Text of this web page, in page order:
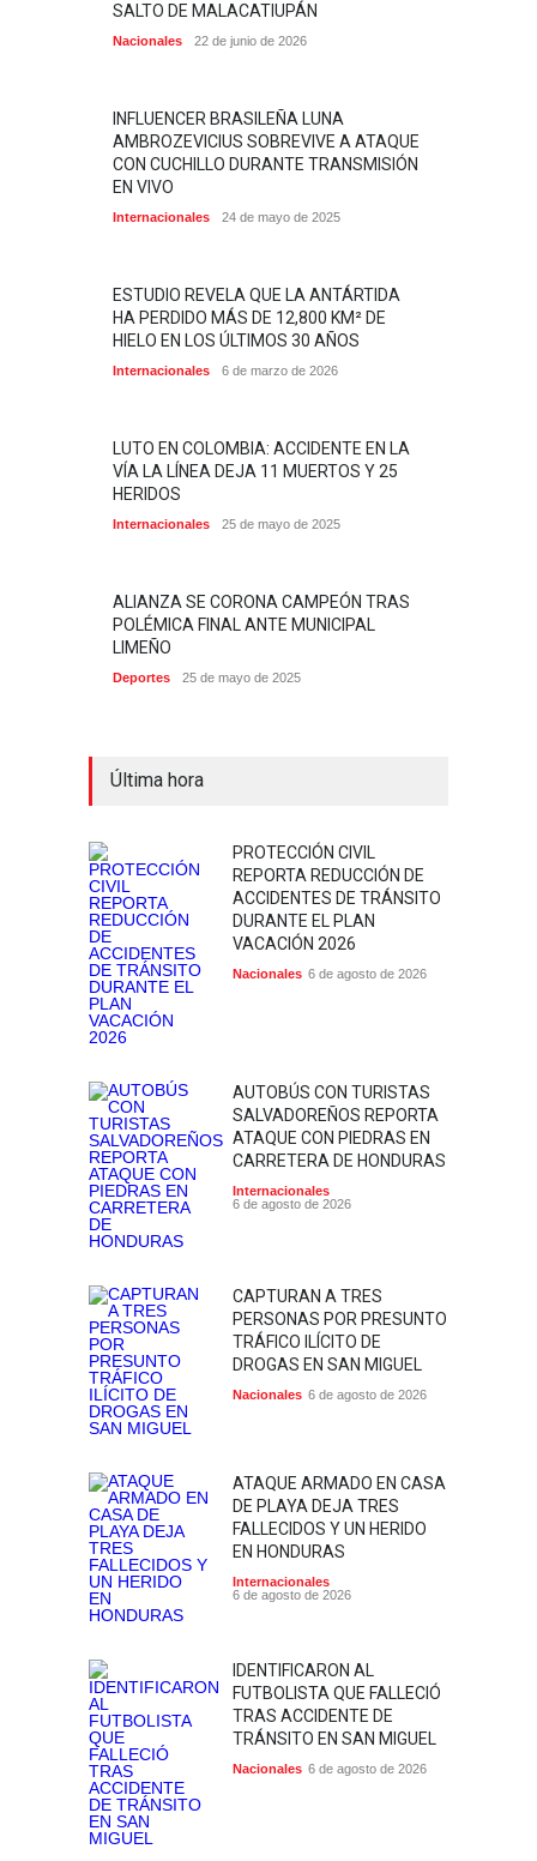
SALTO DE MALACATIUPÁN
Nacionales 22 de junio de 2026
INFLUENCER BRASILEÑA LUNA
AMBROZEVICIUS SOBREVIVE A ATAQUE
CON CUCHILLO DURANTE TRANSMISIÓN
EN VIVO
Internacionales 24 de mayo de 2025
ESTUDIO REVELA QUE LA ANTÁRTIDA
HA PERDIDO MÁS DE 12,800 KM² DE
HIELO EN LOS ÚLTIMOS 30 AÑOS
Internacionales 6 de marzo de 2026
LUTO EN COLOMBIA: ACCIDENTE EN LA
VÍA LA LÍNEA DEJA 11 MUERTOS Y 25
HERIDOS
Internacionales 25 de mayo de 2025
ALIANZA SE CORONA CAMPEÓN TRAS
POLÉMICA FINAL ANTE MUNICIPAL
LIMEÑO
Deportes 25 de mayo de 2025
Última hora
PROTECCIÓN CIVIL
REPORTA REDUCCIÓN DE
ACCIDENTES DE TRÁNSITO
DURANTE EL PLAN
VACACIÓN 2026
Nacionales 6 de agosto de 2026
AUTOBÚS CON TURISTAS
SALVADOREÑOS REPORTA
ATAQUE CON PIEDRAS EN
CARRETERA DE HONDURAS
Internacionales
6 de agosto de 2026
CAPTURAN A TRES
PERSONAS POR PRESUNTO
TRÁFICO ILÍCITO DE
DROGAS EN SAN MIGUEL
Nacionales 6 de agosto de 2026
ATAQUE ARMADO EN CASA
DE PLAYA DEJA TRES
FALLECIDOS Y UN HERIDO
EN HONDURAS
Internacionales
6 de agosto de 2026
IDENTIFICARON AL
FUTBOLISTA QUE FALLECIÓ
TRAS ACCIDENTE DE
TRÁNSITO EN SAN MIGUEL
Nacionales 6 de agosto de 2026